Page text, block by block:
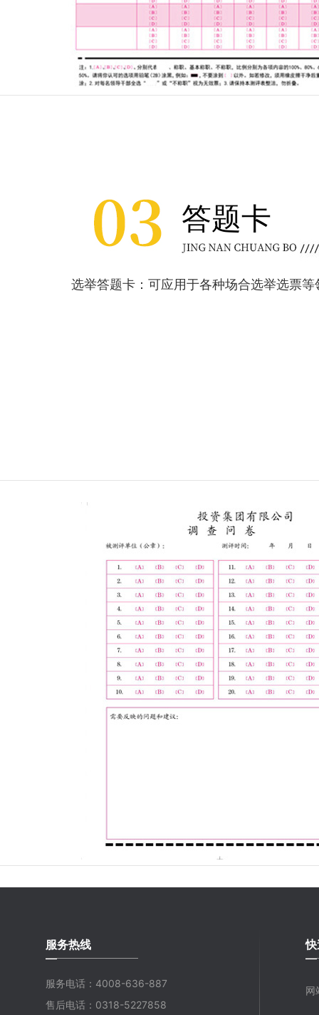
答题卡
选举答题卡：可应用于各种场合选举选票等
服务热线
服务电话：4008-636-887
售后电话：0318-5227858
网